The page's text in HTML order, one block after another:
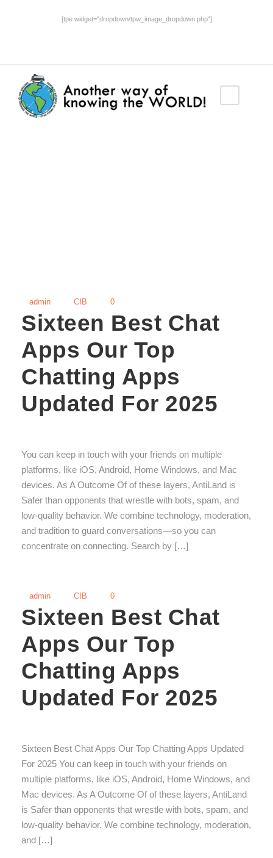
[tpe widget="dropdown/tpw_image_dropdown.php"]
admin CIB 0
Sixteen Best Chat
Apps Our Top
Chatting Apps
Updated For 2025
You can keep in touch with your friends on multiple
platforms, like iOS, Android, Home Windows, and Mac
devices. As A Outcome Of of these layers, AntiLand is
Safer than opponents that wrestle with bots, spam, and
low‑quality behavior. We combine technology, moderation,
and tradition to guard conversations—so you can
concentrate on connecting. Search by […]
admin CIB 0
Sixteen Best Chat
Apps Our Top
Chatting Apps
Updated For 2025
Sixteen Best Chat Apps Our Top Chatting Apps Updated
For 2025 You can keep in touch with your friends on
multiple platforms, like iOS, Android, Home Windows, and
Mac devices. As A Outcome Of of these layers, AntiLand
is Safer than opponents that wrestle with bots, spam, and
low‑quality behavior. We combine technology, moderation,
and […]